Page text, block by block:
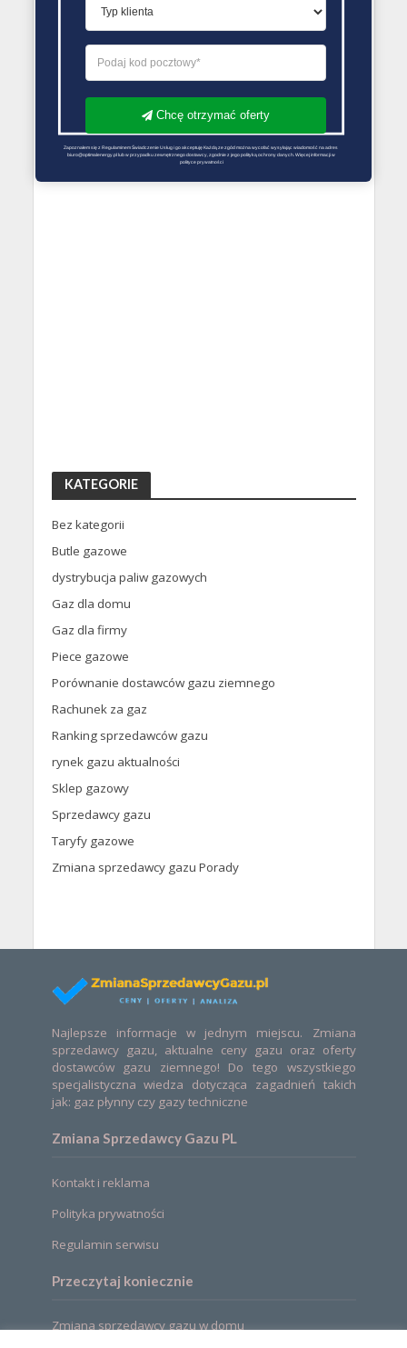
KATEGORIE
Bez kategorii
Butle gazowe
dystrybucja paliw gazowych
Gaz dla domu
Gaz dla firmy
Piece gazowe
Porównanie dostawców gazu ziemnego
Rachunek za gaz
Ranking sprzedawców gazu
rynek gazu aktualności
Sklep gazowy
Sprzedawcy gazu
Taryfy gazowe
Zmiana sprzedawcy gazu Porady
Najlepsze informacje w jednym miejscu. Zmiana
sprzedawcy gazu, aktualne ceny gazu oraz oferty
dostawców gazu ziemnego! Do tego wszystkiego
specjalistyczna wiedza dotycząca zagadnień takich
jak: gaz płynny czy gazy techniczne
Zmiana Sprzedawcy Gazu PL
Kontakt i reklama
Polityka prywatności
Regulamin serwisu
Przeczytaj koniecznie
Zmiana sprzedawcy gazu w domu
Chcę otrzymać oferty
Zapoznałem się z Regulaminem Świadczenie Usług i go akceptuję Każdą ze zgód można wycofać wysyłając wiadomość na adres
biuro@optimalenergy.pl lub w przypadku zewnętrznego dostawcy, zgodnie z jego polityką ochrony danych. Więcej informacji w
polityce prywatności